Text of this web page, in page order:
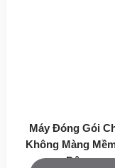
Máy Đóng Gói
Không Màng
Động